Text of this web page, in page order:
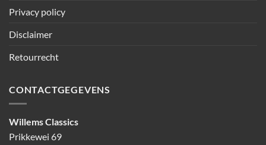
Privacy policy
Disclaimer
Retourrecht
CONTACTGEGEVENS
Willems Classics
Prikkewei 69